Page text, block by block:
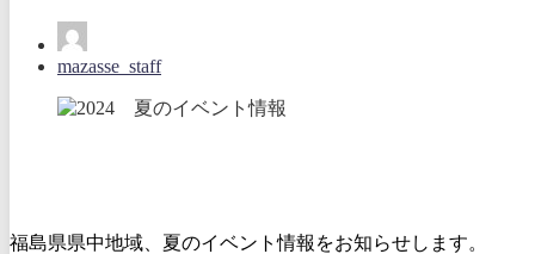
mazasse_staff
福島県県中地域、夏のイベント情報をお知らせします。